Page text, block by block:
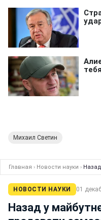
Михаил Светин
Главная › Новости науки ›
НОВОСТИ НАУКИ 01
Назад у